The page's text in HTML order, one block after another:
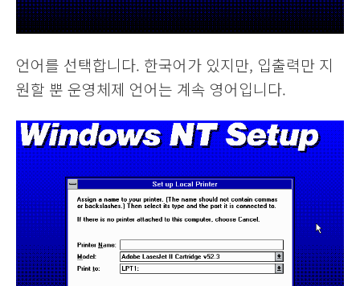
언어를 선택합니다. 한국어가 있지만, 입출력만 지
원할 뿐 운영체제 언어는 계속 영어입니다.